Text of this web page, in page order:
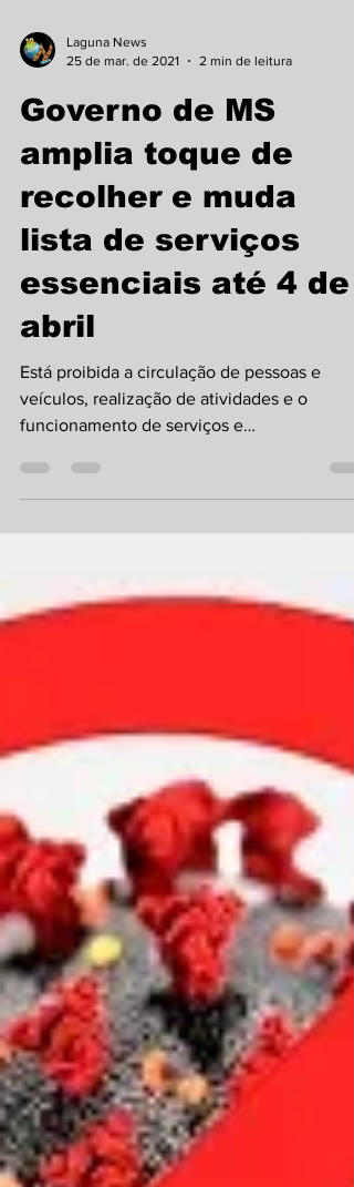
Laguna News
25 de mar. de 2021
2 min de leitura
Governo de MS
amplia toque de
recolher e muda
lista de serviços
essenciais até 4 de
abril
Está proibida a circulação de pessoas e
veículos, realização de atividades e o